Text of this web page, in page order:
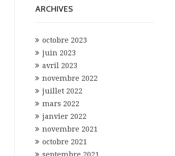
ARCHIVES
octobre 2023
juin 2023
avril 2023
novembre 2022
juillet 2022
mars 2022
janvier 2022
novembre 2021
octobre 2021